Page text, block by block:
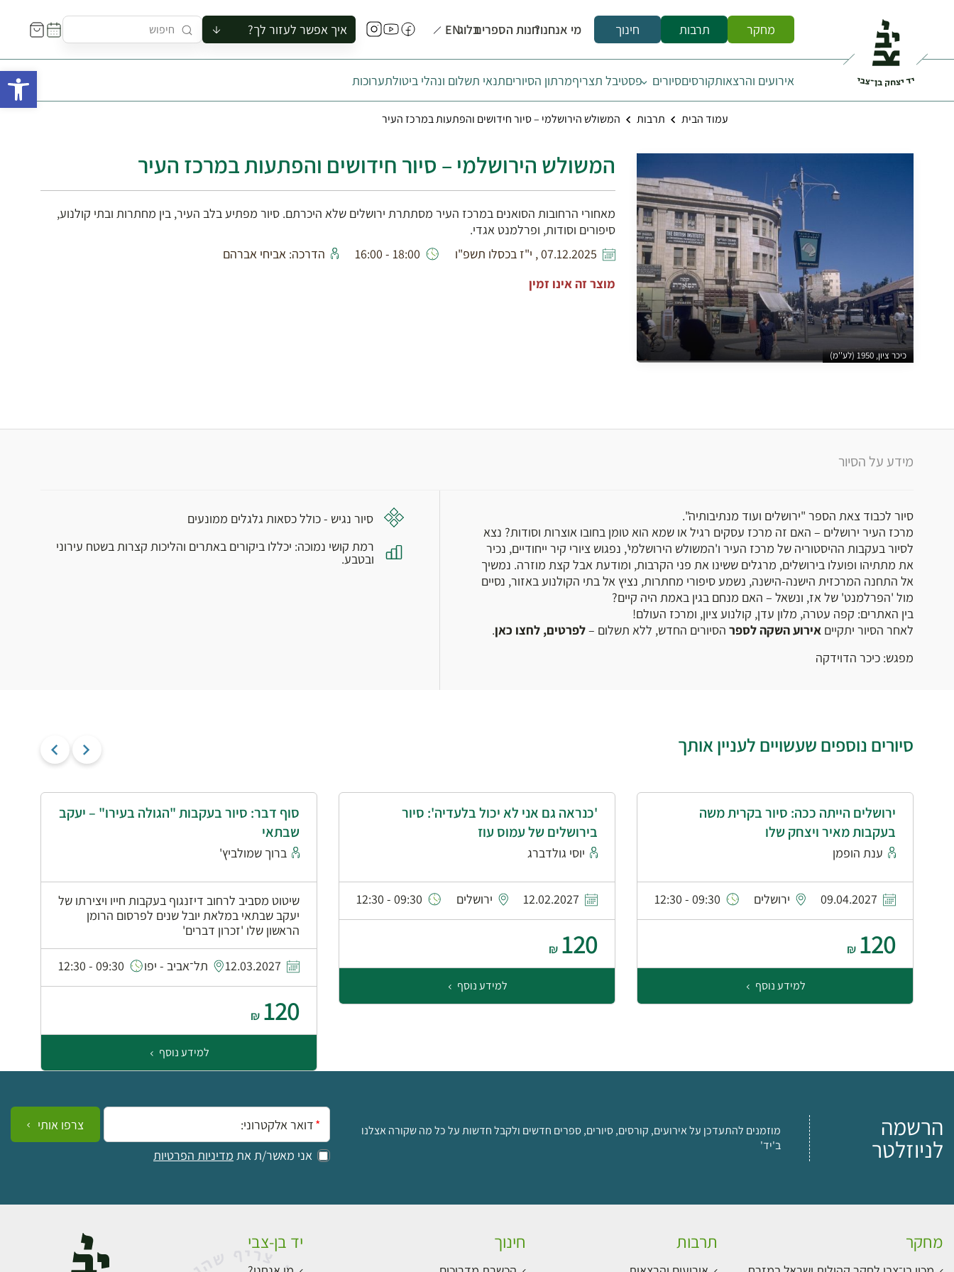
מחקר תרבות חינוך מי אנחנו?חנות הספריםבלוגEN איך אפשר לעזור לך?
להזמין סיור לקבוצה
להירשם לסיור
להירשם לקורס
לתאם ביקור בצריף
אירועים והרצאותקורסיםסיורים פסטיבל תצריףמרתון הסיוריםתנאי תשלום ונהלי ביטולתערוכות
עמוד הבית תרבות המשולש הירושלמי – סיור חידושים והפתעות במרכז העיר
כיכר ציון, 1950 (לע''מ)
המשולש הירושלמי – סיור חידושים והפתעות במרכז העיר
מאחורי הרחובות הסואנים במרכז העיר מסתתרת ירושלים שלא היכרתם. סיור מפתיע בלב העיר, בין מחתרות ובתי קולנוע,
סיפורים וסודות, ופרלמנט אגדי.
07.12.2025 , י"ז בכסלו תשפ"ו
18:00 - 16:00
הדרכה: אביחי אברהם
מוצר זה אינו זמין
מידע על הסיור
סיור לכבוד צאת הספר "ירושלים ועוד מנתיבותיה".
מרכז העיר ירושלים – האם זה מרכז עסקים רגיל או שמא הוא טומן בחובו אוצרות וסודות? נצא
לסיור בעקבות ההיסטוריה של מרכז העיר ו'המשולש הירושלמי', נפגוש ציורי קיר ייחודיים, נכיר
את מתתיהו ופועלו בירושלים, מרגלים ששינו את פני הקרבות, ומודעת אבל קצת מוזרה. נמשיך
אל התחנה המרכזית הישנה-הישנה, נשמע סיפורי מחתרות, נציץ אל בתי הקולנוע באזור, נסיים
מול 'הפרלמנט' של אז, ונשאל – האם מנחם בגין באמת היה קיים?
בין האתרים: קפה עטרה, מלון עדן, קולנוע ציון, ומרכז העולם!
לאחר הסיור יתקיים אירוע השקה לספר הסיורים החדש, ללא תשלום –לפרטים, לחצו כאן.
מפגש: כיכר הדוידקה
סיור נגיש - כולל כסאות גלגלים ממונעים
רמת קושי נמוכה: יכללו ביקורים באתרים והליכות קצרות בשטח עירוני
ובטבע.
סיורים נוספים שעשויים לעניין אותך
ירושלים הייתה ככה: סיור בקרית משה
בעקבות מאיר ויצחק שלו
ענת הופמן
09.04.2027 ירושלים 09:30 - 12:30
120
₪
למידע נוסף
'כנראה גם אני לא יכול בלעדיה': סיור
בירושלים של עמוס עוז
יוסי גולדברג
12.02.2027 ירושלים 09:30 - 12:30
120
₪
למידע נוסף
סוף דבר: סיור בעקבות "הגולה בעירו" – יעקב
שבתאי
ברוך שמולביץ'
שיטוט מסביב לרחוב דיזנגוף בעקבות חייו ויצירתו של
יעקב שבתאי במלאת יובל שנים לפרסום הרומן
הראשון שלו 'זכרון דברים'
12.03.2027 תל־אביב - יפו 09:30 - 12:30
120
₪
למידע נוסף
הרשמה
לניוזלטר
מוזמנים להתעדכן על אירועים, קורסים, סיורים, ספרים חדשים ולקבל חדשות על כל מה שקורה אצלנו
ב'יד'
אימייל:
אני מאשר/ת את מדיניות הפרטיות
צרפו אותי
מחקר תרבות חינוך יד בן-צבי